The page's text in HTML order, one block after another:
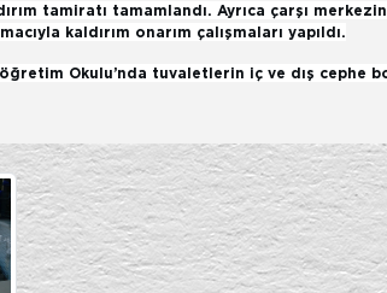
tamiratı tamamlandı. Ayrıca çarşı
kaldırım onarım çalışmaları yapıldı.
Okulu’nda tuvaletlerin iç ve dış cephe